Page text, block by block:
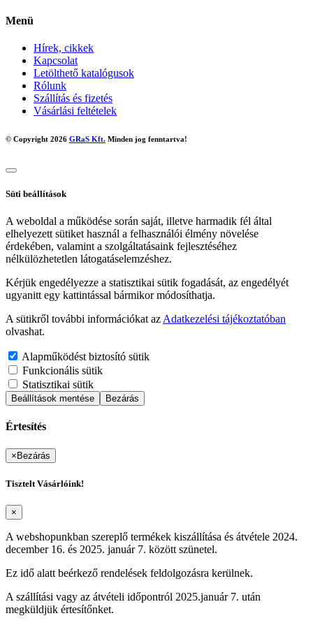
Menü
Hírek, cikkek
Kapcsolat
Letölthető katalógusok
Rólunk
Szállítás és fizetés
Vásárlási feltételek
© Copyright 2026 GRaS Kft. Minden jog fenntartva!
Süti beállítások
A weboldal a működése során saját, illetve harmadik fél által
elhelyezett sütiket használ a felhasználói élmény növelése
érdekében, valamint a szolgáltatásaink fejlesztéséhez
nélkülözhetetlen látogatáselemzéshez.
Kérjük engedélyezze a statisztikai sütik fogadását, az engedélyét
ugyanitt egy kattintással bármikor módosíthatja.
A sütikről további információkat az Adatkezelési tájékoztatóban
olvashat.
Alapműködést biztosító sütik
Funkcionális sütik
Statisztikai sütik
Beállítások mentése Bezárás
Értesítés
× Bezárás
Tisztelt Vásárlóink!
×
A webshopunkban szereplő termékek kiszállítása és átvétele 2024.
december 16. és 2025. január 7. között szünetel.
Ez idő alatt beérkező rendelések feldolgozásra kerülnek.
A szállítási vagy az átvételi időpontról 2025.január 7. után
megküldjük értesítőnket.